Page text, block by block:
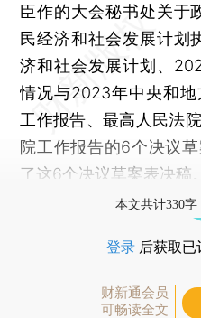
臣作的大会秘书处关于
民经济和社会发展计划
济和社会发展计划、
情况与2023年中央和
工作报告、最高人民法
院工作报告的6个决议
了这6个决议草案表决稿。
本文共计330
登录 后获取已
财新通会员
可畅读全文